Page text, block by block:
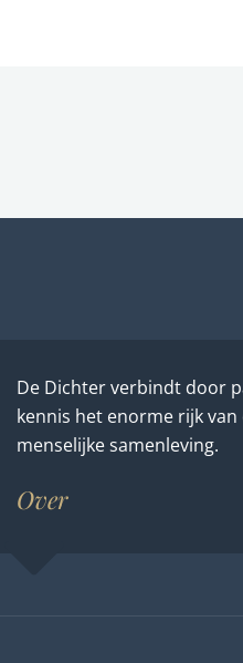
De Dichter verbindt door
kennis het enorme rijk van
menselijke samenleving.
Over